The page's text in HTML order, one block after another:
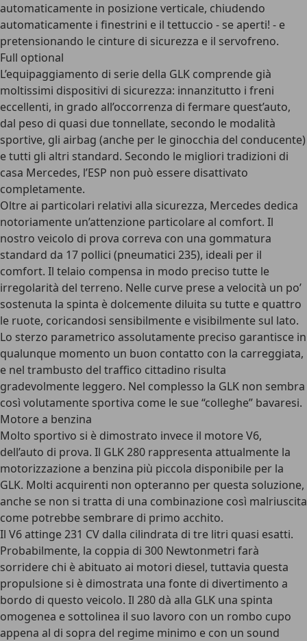
automaticamente in posizione verticale, chiudendo
automaticamente i finestrini e il tettuccio - se aperti! - e
pretensionando le cinture di sicurezza e il servofreno.
Full optional
L’equipaggiamento di serie della GLK comprende già
moltissimi dispositivi di sicurezza: innanzitutto i freni
eccellenti, in grado all’occorrenza di fermare quest’auto,
dal peso di quasi due tonnellate, secondo le modalità
sportive, gli airbag (anche per le ginocchia del conducente)
e tutti gli altri standard. Secondo le migliori tradizioni di
casa Mercedes, l’ESP non può essere disattivato
completamente.
Oltre ai particolari relativi alla sicurezza, Mercedes dedica
notoriamente un’attenzione particolare al comfort. Il
nostro veicolo di prova correva con una gommatura
standard da 17 pollici (pneumatici 235), ideali per il
comfort. Il telaio compensa in modo preciso tutte le
irregolarità del terreno. Nelle curve prese a velocità un po’
sostenuta la spinta è dolcemente diluita su tutte e quattro
le ruote, coricandosi sensibilmente e visibilmente sul lato.
Lo sterzo parametrico assolutamente preciso garantisce in
qualunque momento un buon contatto con la carreggiata,
e nel trambusto del traffico cittadino risulta
gradevolmente leggero. Nel complesso la GLK non sembra
così volutamente sportiva come le sue “colleghe” bavaresi.
Motore a benzina
Molto sportivo si è dimostrato invece il motore V6,
dell’auto di prova. Il GLK 280 rappresenta attualmente la
motorizzazione a benzina più piccola disponibile per la
GLK. Molti acquirenti non opteranno per questa soluzione,
anche se non si tratta di una combinazione così malriuscita
come potrebbe sembrare di primo acchito.
Il V6 attinge 231 CV dalla cilindrata di tre litri quasi esatti.
Probabilmente, la coppia di 300 Newtonmetri farà
sorridere chi è abituato ai motori diesel, tuttavia questa
propulsione si è dimostrata una fonte di divertimento a
bordo di questo veicolo. Il 280 dà alla GLK una spinta
omogenea e sottolinea il suo lavoro con un rombo cupo
appena al di sopra del regime minimo e con un sound